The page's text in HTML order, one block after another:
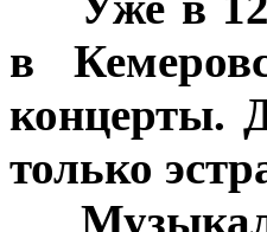
в
концерты.
только